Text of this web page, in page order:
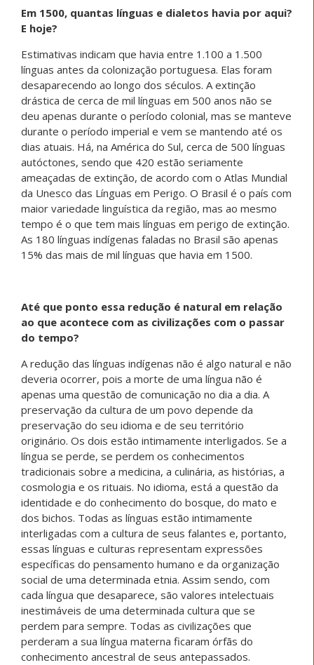
Em 1500, quantas línguas e dialetos havia por aqui?
E hoje?
Estimativas indicam que havia entre 1.100 a 1.500
línguas antes da colonização portuguesa. Elas foram
desaparecendo ao longo dos séculos. A extinção
drástica de cerca de mil línguas em 500 anos não se
deu apenas durante o período colonial, mas se manteve
durante o período imperial e vem se mantendo até os
dias atuais. Há, na América do Sul, cerca de 500 línguas
autóctones, sendo que 420 estão seriamente
ameaçadas de extinção, de acordo com o Atlas Mundial
da Unesco das Línguas em Perigo. O Brasil é o país com
maior variedade linguística da região, mas ao mesmo
tempo é o que tem mais línguas em perigo de extinção.
As 180 línguas indígenas faladas no Brasil são apenas
15% das mais de mil línguas que havia em 1500.
Até que ponto essa redução é natural em relação
ao que acontece com as civilizações com o passar
do tempo?
A redução das línguas indígenas não é algo natural e não
deveria ocorrer, pois a morte de uma língua não é
apenas uma questão de comunicação no dia a dia. A
preservação da cultura de um povo depende da
preservação do seu idioma e de seu território
originário. Os dois estão intimamente interligados. Se a
língua se perde, se perdem os conhecimentos
tradicionais sobre a medicina, a culinária, as histórias, a
cosmologia e os rituais. No idioma, está a questão da
identidade e do conhecimento do bosque, do mato e
dos bichos. Todas as línguas estão intimamente
interligadas com a cultura de seus falantes e, portanto,
essas línguas e culturas representam expressões
específicas do pensamento humano e da organização
social de uma determinada etnia. Assim sendo, com
cada língua que desaparece, são valores intelectuais
inestimáveis de uma determinada cultura que se
perdem para sempre. Todas as civilizações que
perderam a sua língua materna ficaram órfãs do
conhecimento ancestral de seus antepassados.